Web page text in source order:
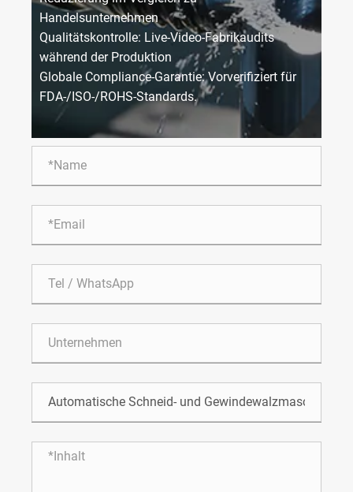
Handelsunternehmen
Qualitätskontrolle: Live-Video-Fabrikaudits
während der Produktion
Globale Compliance-Garantie: Vorverifiziert für
FDA-/ISO-/ROHS-Standards.